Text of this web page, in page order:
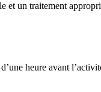
un traitement
heure avant